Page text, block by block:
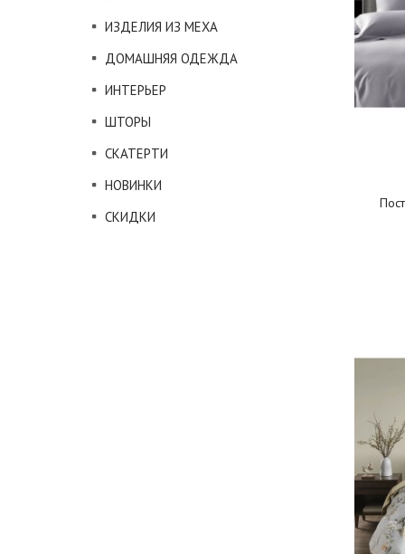
ИЗДЕЛИЯ ИЗ МЕХА
ДОМАШНЯЯ ОДЕЖДА
ИНТЕРЬЕР
ШТОРЫ
СКАТЕРТИ
НОВИНКИ
СКИДКИ